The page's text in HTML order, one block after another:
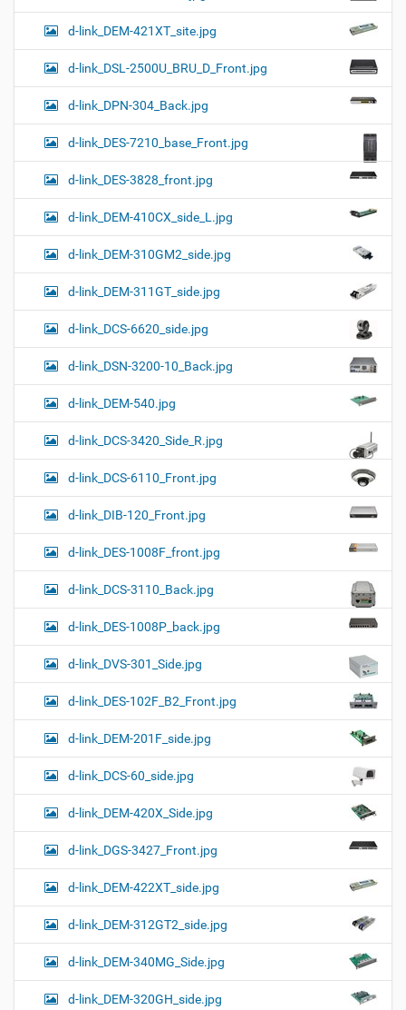
d-link_DEM-421XT_site.jpg
d-link_DSL-2500U_BRU_D_Front.jpg
d-link_DPN-304_Back.jpg
d-link_DES-7210_base_Front.jpg
d-link_DES-3828_front.jpg
d-link_DEM-410CX_side_L.jpg
d-link_DEM-310GM2_side.jpg
d-link_DEM-311GT_side.jpg
d-link_DCS-6620_side.jpg
d-link_DSN-3200-10_Back.jpg
d-link_DEM-540.jpg
d-link_DCS-3420_Side_R.jpg
d-link_DCS-6110_Front.jpg
d-link_DIB-120_Front.jpg
d-link_DES-1008F_front.jpg
d-link_DCS-3110_Back.jpg
d-link_DES-1008P_back.jpg
d-link_DVS-301_Side.jpg
d-link_DES-102F_B2_Front.jpg
d-link_DEM-201F_side.jpg
d-link_DCS-60_side.jpg
d-link_DEM-420X_Side.jpg
d-link_DGS-3427_Front.jpg
d-link_DEM-422XT_side.jpg
d-link_DEM-312GT2_side.jpg
d-link_DEM-340MG_Side.jpg
d-link_DEM-320GH_side.jpg